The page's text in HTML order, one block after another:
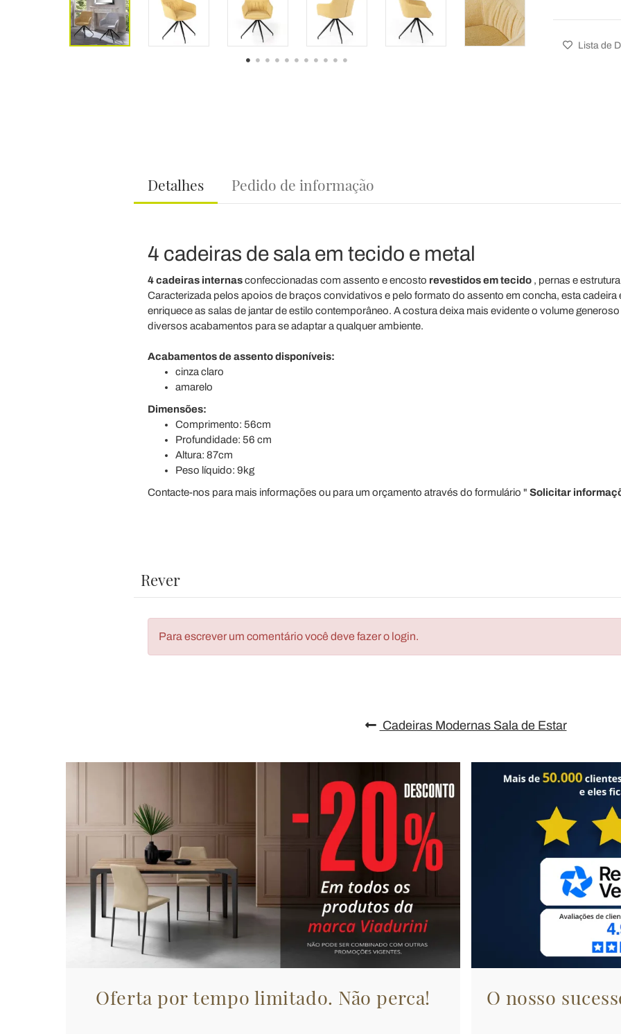
Lista de
Detalhes Pedido de informação
4 cadeiras de sala em tecido e metal
4 cadeiras internasconfeccionadas com assento e encosto revestidos em tecido, pernas e
Caracterizada pelos apoios de braços convidativos e pelo formato do assento em concha, esta cadeira
enriquece as salas de jantar de estilo contemporâneo. A costura deixa mais evidente o volume
diversos acabamentos para se adaptar a qualquer ambiente.
Acabamentos de assento disponíveis:
cinza claro
amarelo
Dimensões:
Comprimento: 56cm
Profundidade: 56 cm
Altura: 87cm
Peso líquido: 9kg
Contacte-nos para mais informações ou para um orçamento através do formulário " Solicitar
Rever
Para escrever um comentário você deve fazer o login.
Cadeiras Modernas Sala de Estar
Oferta por tempo limitado. Não perca!
O nosso